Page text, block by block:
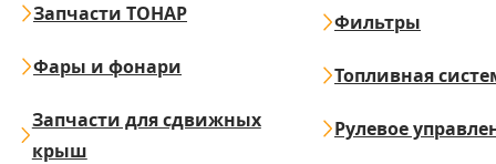
Запчасти ТОНАР
Фары и фонари
Запчасти для сдвижных
крыш
Фильтры
Топливная
Рулевое